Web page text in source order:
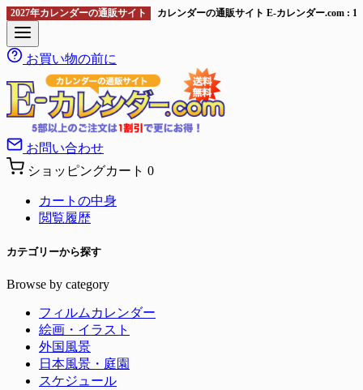
2027年カレンダーの通販サイト カレンダーの通販サイト E-カレンダー.com :
お買い物の前に
お問い合わせ
ショッピングカート 0
カートの中身
閲覧履歴
カテゴリーから探す
Browse by category
フィルムカレンダー
絵画・イラスト
外国風景
日本風景・庭園
スケジュール